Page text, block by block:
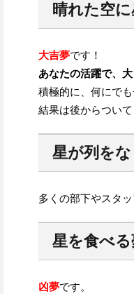
晴れた空
大吉夢です！
あなたの活躍で、
積極的に、何にで
結果は後からつい
星が列を
多くの部下やスタ
星を食べ
凶夢です。